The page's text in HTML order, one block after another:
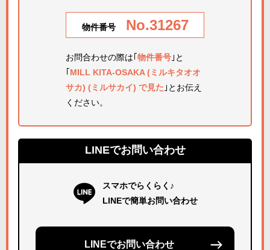
物件番号 No.31267
お問合わせの際は｢ 物件番号 ｣と
MILL KITA-OSAKA (ミルキタオオ
サカ) (ミルサカイ) で見た ｣とお伝え
ください。
LINEでお問い合わせ
スマホでらくらく♪
LINEで簡単お問い合わせ
LINEでお問い合わせ